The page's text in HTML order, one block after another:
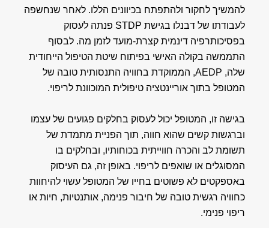
להמשיך לחקור ולהתפתח בכיוונים הללו. לאחר שנחשפה
לעבודתו של דבנלו בגישת STDP פנתה לעסוק
בפסיכותרפיה דינמית קצרת-מועד לזמן מה. לבסוף
התממשה בקולה האישי בפיתוח שיטת הטיפול הייחודית
שלה, AEDP, הממוקדת בחוויה התנסותית טובה של
המטופל בתוך אוריינטציה טיפולית המוכוונת לריפוי.
בגישה זו, המטופל יכול לעסוק בחלקים פגועים של עצמו
וברגשות קשים שהוא חווה, תוך הפניית מתמדת של
תשומת לב והכרה חווייתית בכוחותיו, ובחלקים בו
המסוגלים או שואפים לריפוי. באופן זה, גם העיסוק
באספקטים לא פשוטים בחייו של המטופל עשוי להיחוות
כחוויה רגשית טובה של חיבור פנימה, אותנטיות, חיות או
ריפוי פנימי.